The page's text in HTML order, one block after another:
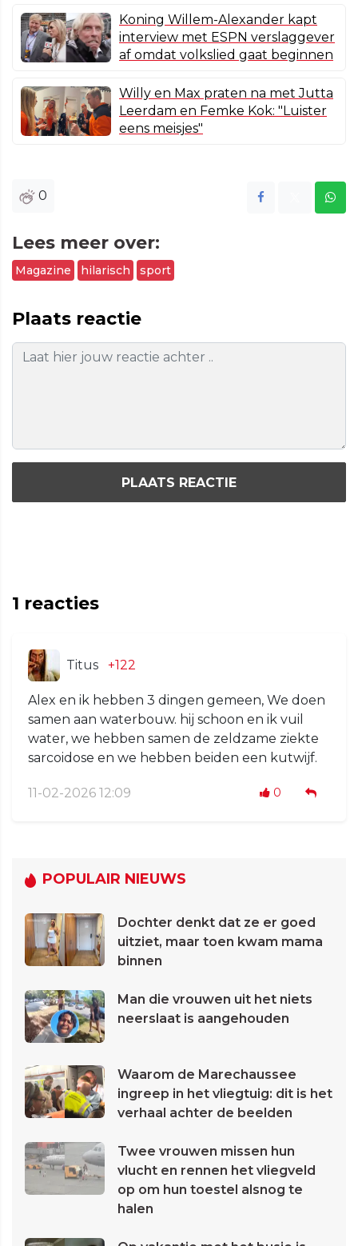
Koning Willem-Alexander kapt
interview met ESPN verslaggever
af omdat volkslied gaat beginnen
Willy en Max praten na met Jutta
Leerdam en Femke Kok: "Luister
eens meisjes"
0
Lees meer over:
Magazine hilarisch sport
Plaats reactie
PLAATS REACTIE
1 reacties
Titus +122
Alex en ik hebben 3 dingen gemeen, We doen
samen aan waterbouw. hij schoon en ik vuil
water, we hebben samen de zeldzame ziekte
sarcoidose en we hebben beiden een kutwijf.
11-02-2026 12:09 0
POPULAIR NIEUWS
Dochter denkt dat ze er goed
uitziet, maar toen kwam mama
binnen
Man die vrouwen uit het niets
neerslaat is aangehouden
Waarom de Marechaussee
ingreep in het vliegtuig: dit is het
verhaal achter de beelden
Twee vrouwen missen hun
vlucht en rennen het vliegveld
op om hun toestel alsnog te
halen